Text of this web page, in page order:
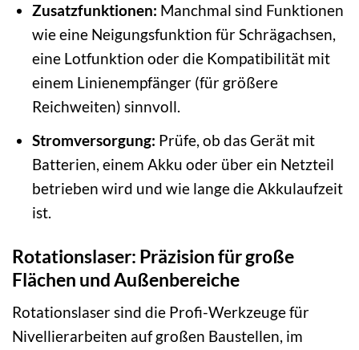
Zusatzfunktionen: Manchmal sind Funktionen
wie eine Neigungsfunktion für Schrägachsen,
eine Lotfunktion oder die Kompatibilität mit
einem Linienempfänger (für größere
Reichweiten) sinnvoll.
Stromversorgung: Prüfe, ob das Gerät mit
Batterien, einem Akku oder über ein Netzteil
betrieben wird und wie lange die Akkulaufzeit
ist.
Rotationslaser: Präzision für große
Flächen und Außenbereiche
Rotationslaser sind die Profi-Werkzeuge für
Nivellierarbeiten auf großen Baustellen, im